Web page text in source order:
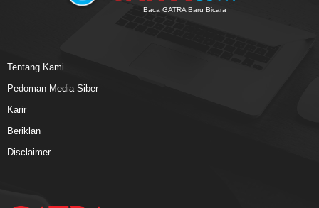
Baca GATRA Baru Bicara
Tentang Kami
Pedoman Media Siber
Karir
Beriklan
Disclaimer